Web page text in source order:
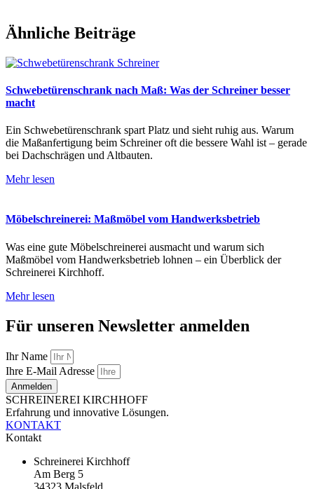
Ähnliche Beiträge
Schwebetürenschrank nach Maß: Was der Schreiner besser
macht
Ein Schwebetürenschrank spart Platz und sieht ruhig aus. Warum
die Maßanfertigung beim Schreiner oft die bessere Wahl ist – gerade
bei Dachschrägen und Altbauten.
Mehr lesen
Möbelschreinerei: Maßmöbel vom Handwerksbetrieb
Was eine gute Möbelschreinerei ausmacht und warum sich
Maßmöbel vom Handwerksbetrieb lohnen – ein Überblick der
Schreinerei Kirchhoff.
Mehr lesen
Für unseren Newsletter anmelden
Ihr Name
Ihre E-Mail Adresse
Anmelden
SCHREINEREI KIRCHHOFF
Erfahrung und innovative Lösungen.
KONTAKT
Kontakt
Schreinerei Kirchhoff
Am Berg 5
34323 Malsfeld